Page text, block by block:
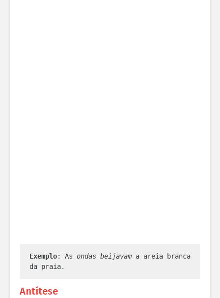
Exemplo: As ondas beijavam a areia branca
da praia.
Antítese